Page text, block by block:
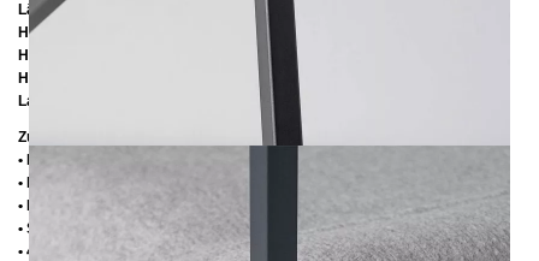
Länge:
Höhe:
Höhe bis zur Rahmenunterkante:
25 cm
Höhe bis zur Rahmenoberkante: 35 cm /
39 cm
Lattenrostabsenkung:
10 cm / 14 cm
Zusätzliche Informationen
• Handmade
• Metall: Pulverbeschichtet
• Fußstopfen aus Kunststoff
• Seitenablagen für Lattenrost 2,8 cm
• 4 cm breite Mitteltraverse mit Stützfuß